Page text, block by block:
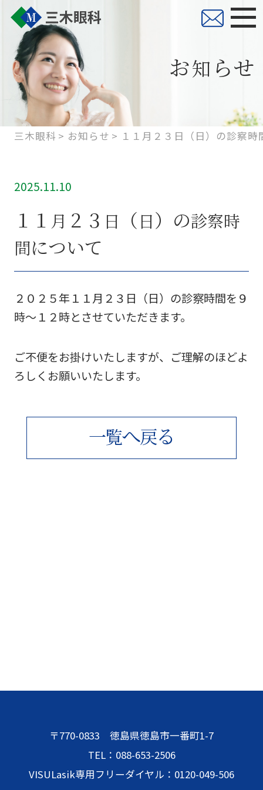
お知 らせ
三木眼科 お知らせ １１月２３日（日）の診察時
2025.11.10
１１ 月 ２３ 日 （ 日）の診察時
間について
２０２５年１１月２３日（日）の診察時間を９
時～１２時とさせていただきます。
ご不便をお掛けいたしますが、ご理解のほどよ
ろしくお願いいたします。
一覧へ戻る
〒770-0833 徳島県徳島市一番町1-7
TEL：088-653-2506
VISULasik専用フリーダイヤル：0120-049-506